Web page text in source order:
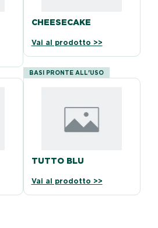
CHEESECAKE
Vai al prodotto >>
BASI PRONTE ALL'USO
TUTTO BLU
Vai al prodotto >>